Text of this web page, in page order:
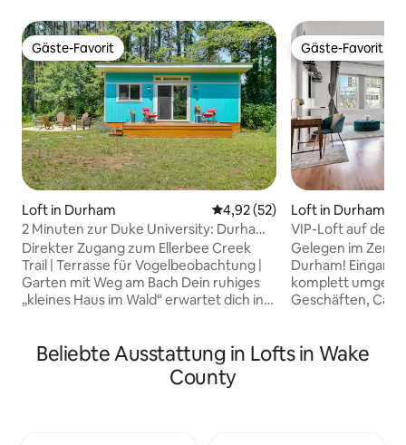
Gäste-Favorit
Gäste-Favorit
Loft in Durham Durchschnittliche Bewertung:
4,92 (52)
2 Minuten zur Duke University: Durham
Tiny Home!
Direkter Zugang zum Ellerbee Creek
Trail | Terrasse für Vogelbeobachtung |
Garten mit Weg am Bach Dein ruhiges
„kleines Haus im Wald“ erwartet dich in
nach hinten, um direkten Zugang zum
Ellerbee Creek Trail zu erhalten und
gepflasterte Wege und bewaldete
Gäste-Favorit
Gäste-Favorit
Loft in Durham
VIP-Loft auf der
Innenstadt von
Gelegen im
Durham! Eingang
komplett
Geschäften,
dieses
Beliebte Ausstattung in Lofts in Wake
County